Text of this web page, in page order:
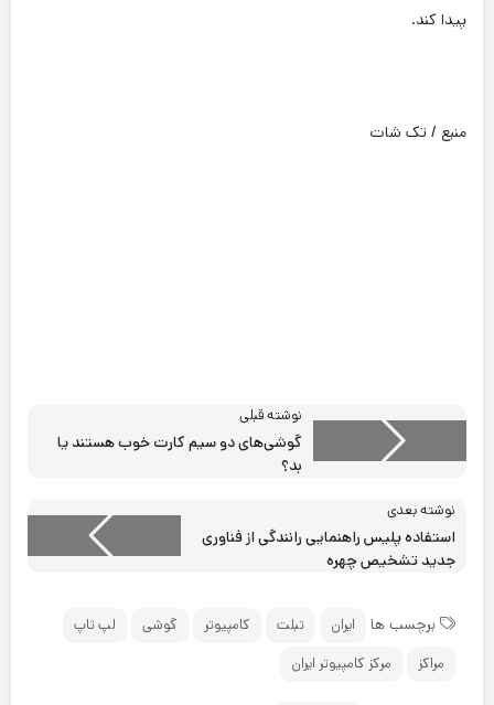
پیدا کند.
منبع / تک شات
نوشته قبلی
گوشی‌های دو سیم کارت خوب هستند یا
بد؟
نوشته بعدی
استفاده پلیس راهنمایی رانندگی از فناوری
جدید تشخیص چهره
برچسب ها ایران تبلت کامپیوتر گوشی
لپ تاپ
مراکز
مرکز کامپیوتر ایران